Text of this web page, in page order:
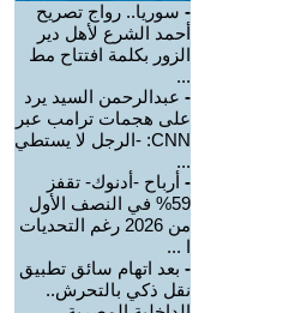
- سوريا.. رواج تصريح
أحمد الشرع لأهل دير
الزور بكلمة افتتاح مط
...
- عبدالرحمن السيد يرد
على هجمات ترامب عبر
CNN: -الرجل لا يستطي
...
- أرباح -أدنوك- تقفز
59% في النصف الأول
من 2026 رغم التحديات
ا ...
- بعد اتهام سائق تطبيق
نقل ذكي بالتحرش..